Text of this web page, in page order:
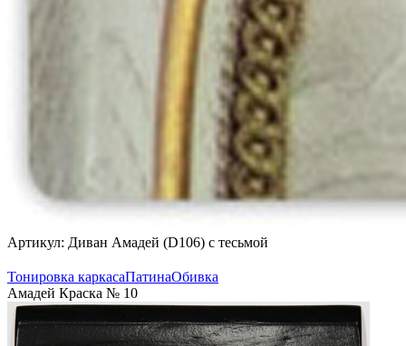
Артикул: Диван Амадей (D106) с тесьмой
Тонировка каркасаПатинаОбивка
Амадей Краска № 10